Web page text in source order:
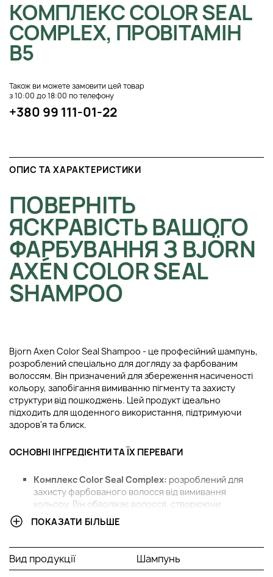
КОМПЛЕКС COLOR SEAL
COMPLEX, ПРОВІТАМІН
B5
Також ви можете замовити цей товар
з 10:00 до 18:00 по телефону
+380 99 111-01-22
ОПИС ТА ХАРАКТЕРИСТИКИ
ПОВЕРНІТЬ
ЯСКРАВІСТЬ ВАШОГО
ФАРБУВАННЯ З BJÖRN
AXÉN COLOR SEAL
SHAMPOO
Bjorn Axen Color Seal Shampoo - це професійний шампунь,
розроблений спеціально для догляду за фарбованим
волоссям. Він призначений для збереження насиченості
кольору, запобігання вимиванню пігменту та захисту
структури від пошкоджень. Цей продукт ідеально
підходить для щоденного використання, підтримуючи
здоров'я та блиск.
ОСНОВНІ ІНГРЕДІЄНТИ ТА ЇХ ПЕРЕВАГИ
Комплекс Color Seal Complex: розроблений для
захисту фарбованого волосся від вимивання
кольору. Він обволікає волосся, створюючи
невидиму плівку, яка утримує пігмент усередині.
Завдяки цьому волосся довше зберігає яскравість і
Пантенол (вітамін В5):
глибоко проникає у
структуру волосся, зволожуючи його зсередини. Він
ПОКАЗАТИ БІЛЬШЕ
Вид продукції Шампунь